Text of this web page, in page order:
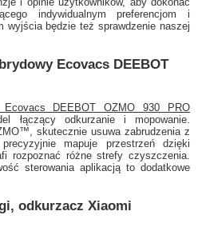
indywidualnym preferencjom i
wyjścia będzie też sprawdzenie naszej
Ecovacs DEEBOT
Ecovacs DEEBOT OZMO 930 PRO
łączący odkurzanie i mopowanie.
skutecznie usuwa zabrudzenia z
mapuje przestrzeń dzięki
rozpoznać różne strefy czyszczenia.
sterowania aplikacją to dodatkowe
odkurzacz Xiaomi